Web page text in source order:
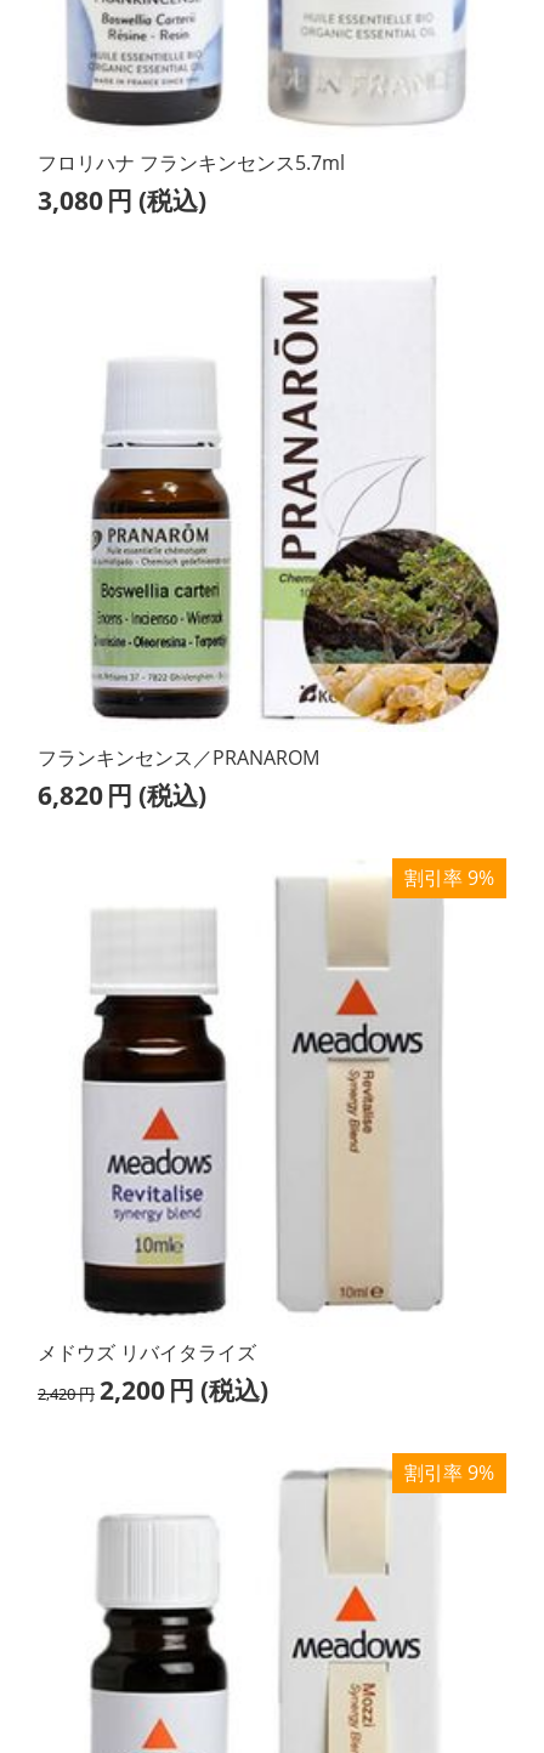
フロリハナ フランキンセンス5.7ml
3,080円 (税込)
フランキンセンス／PRANAROM
6,820円 (税込)
割引率 9%
メドウズ リバイタライズ
2,420円 2,200円 (税込)
割引率 9%